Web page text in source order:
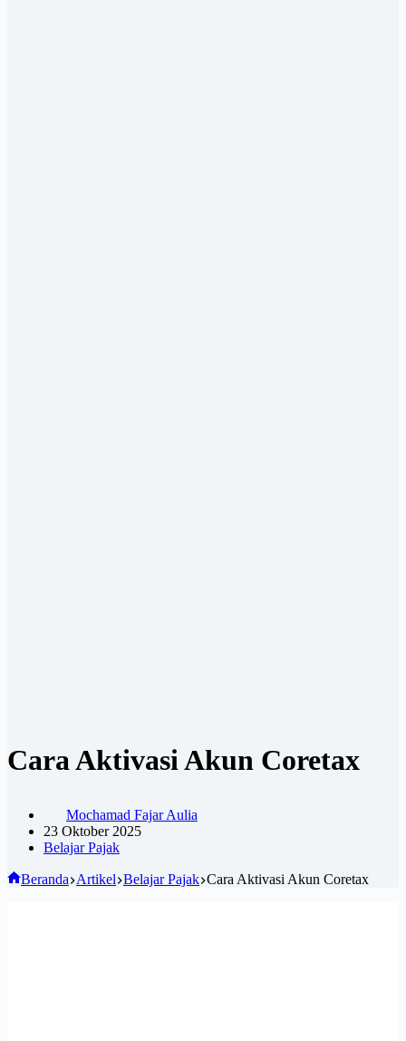
Cara Aktivasi Akun Coretax
Mochamad Fajar Aulia
23 Oktober 2025
Belajar Pajak
Beranda Artikel Belajar Pajak Cara Aktivasi Akun Coretax